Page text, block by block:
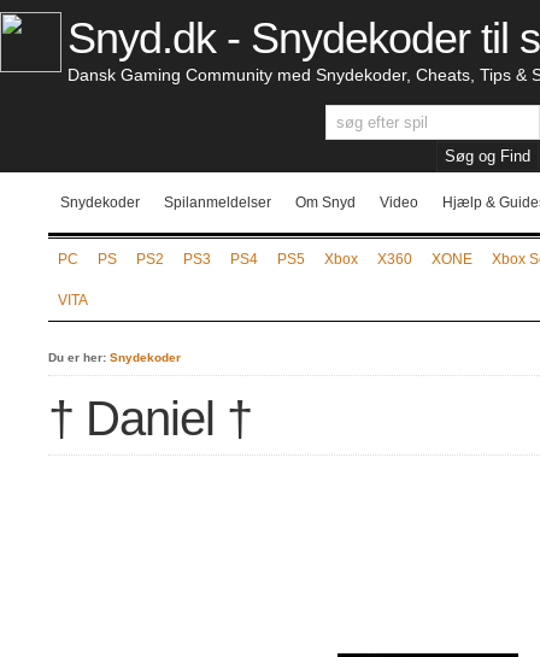
Snyd.dk - Snydekoder til
Dansk Gaming Community med Snydekoder, Cheats, Tips &
Snydekoder Spilanmeldelser Om Snyd Video Hjælp &
PC PS PS2 PS3 PS4 PS5 Xbox X360 XONE Xbox
VITA
Du er her: Snydekoder
† Daniel †